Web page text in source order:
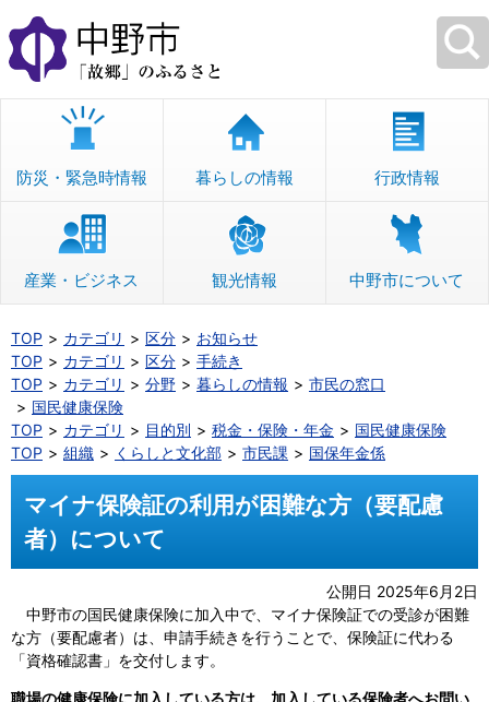
本
文
へ
移
防災・緊急時情報 暮らしの情報 行政情報
産業・ビジネス 観光情報 中野市について
TOP カテゴリ 区分
お知らせ
TOP
カテゴリ 区分
手続き
TOP
カテゴリ 分野 暮らしの情報
市民の窓口
国民健康保険
TOP
カテゴリ 目的別 税金・保険・年金
国民健康保険
TOP
組織 くらしと文化部 市民課 国保年金係
マイナ保険証の利用が困難な方（要配慮
者）について
公開日 2025年6月2日
中野市の国民健康保険に加入中で、マイナ保険証での受診が困難
な方（要配慮者）は、申請手続きを行うことで、保険証に代わる
「資格確認書」を交付します。
職場の健康保険に加入している方は、加入している保険者へお問い